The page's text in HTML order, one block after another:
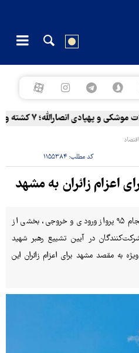
و پهپادی انصارالله؛ ۷ کشته و ۳۰ زخمی
اقتصاد
کد مطلب: ۱۱۵۵۳۸۴
فرودگاه بین‌المللی مهرآباد امروز با انجام ۹۵ پرواز ورودی و خروجی، بخشی از
در آیین تشییع رهبر شهید
به‌طوری که ۳۴ پرواز ویژه به مقصد مشهد برای اعزام زائران این